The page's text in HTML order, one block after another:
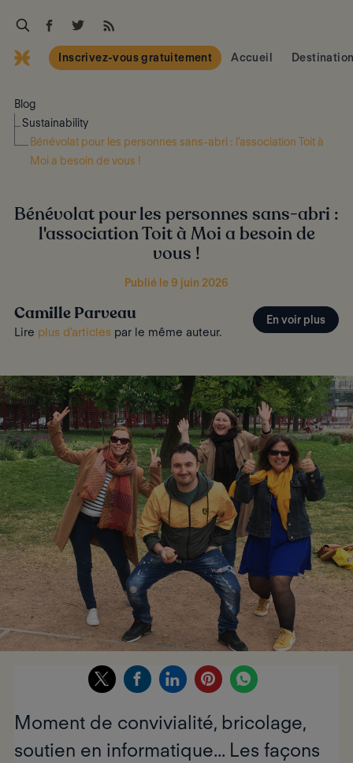
Accueil
Inscrivez-vous gratuitement
Blog
Sustainability
Bénévolat pour les personnes sans-abri : l'association Toit à
Moi a besoin de vous !
Bénévolat pour les personnes sans-abri :
l'association Toit à Moi a besoin de
vous !
Publié le 9 juin 2026
Camille Parveau
Lire plus d'articlespar le même auteur.
En voir plus
Moment de convivialité, bricolage,
soutien en informatique... Les façons